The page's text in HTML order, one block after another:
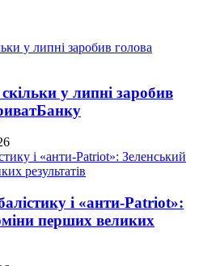
у липні заробив
і «анти-Pаtriot»:
перших великих